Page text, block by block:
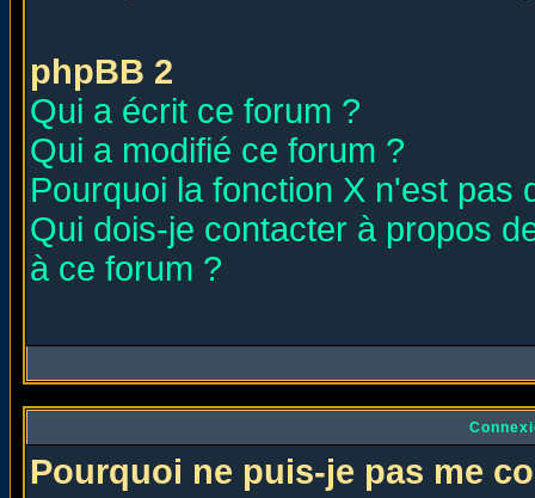
phpBB 2
Qui a écrit ce forum ?
Qui a modifié ce forum ?
Pourquoi la fonction X n'est pas
Qui dois-je contacter à propos
à ce forum ?
Pourquoi ne puis-je pas me